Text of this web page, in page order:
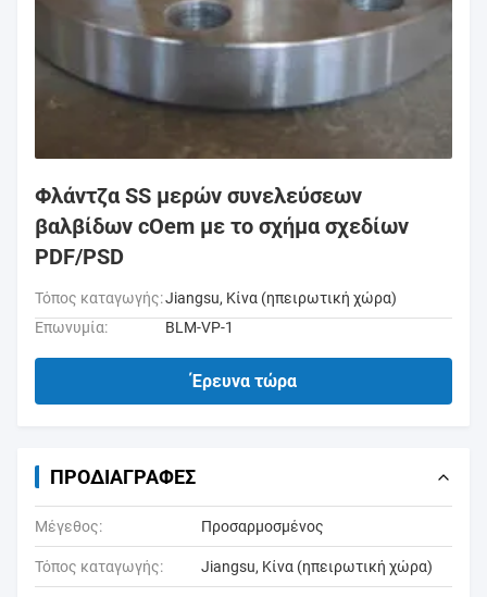
Φλάντζα SS μερών συνελεύσεων
βαλβίδων cOem με το σχήμα σχεδίων
PDF/PSD
Τόπος καταγωγής:Jiangsu, Κίνα (ηπειρωτική χώρα)
Επωνυμία:
BLM-VP-1
Έρευνα τώρα
ΠΡΟΔΙΑΓΡΑΦΈΣ
Μέγεθος: Προσαρμοσμένος
Τόπος καταγωγής: Jiangsu, Κίνα (ηπειρωτική χώρα)